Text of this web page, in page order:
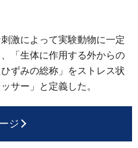
激によって実験動物に一定
「生体に作用する外からの
ずみの総称」をストレス状
サー」と定義した。
ジ